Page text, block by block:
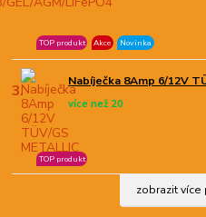
TOP produkt Akce Novinka
3. Nabíječka 8Amp 6/12V
více než 20
TOP produkt
zobrazit více